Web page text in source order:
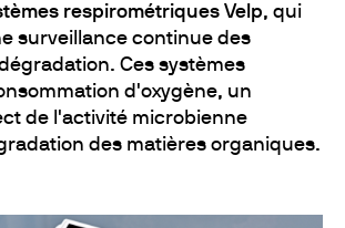
respirométriques Velp, qui
surveillance continue des
Ces systèmes
d'oxygène, un
de l'activité microbienne
des matières organiques.